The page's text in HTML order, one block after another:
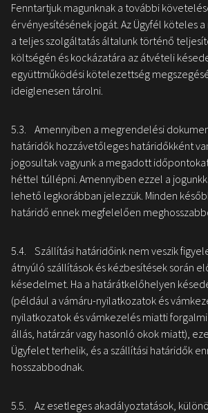
Fenntartjuk magunknak a további
érvényesítésének jogát. Az Ügyfél köteles
a teljes szolgáltatás általunk történő
költségén és kockázatára az átvételi
együttműködési kötelezettség
ideiglenesen tárolni.
5.3. Amennyiben a megrendelési
határidők hozzávetőleges határidőkként
jogosultak vagyunk a megadott
héttel túllépni. Amennyiben ezzel a
lehető legkorábban jelezzük. Minden
határidő ennek megfelelően
5.4. Szállítási határidőink nem veszik
átnyúló szállítások és kézbesítések során
késedelmet. Ha a határátkelőhelyen
(például a vámáru-nyilatkozatok és
nyilatkozatok és vámkezelés miatti
állás, határzár vagy hasonló okok miatt),
Ügyfelet terhelik, és a szállítási határidők
hosszabbodnak.
5.5. Az esetleges akadályoztatások,